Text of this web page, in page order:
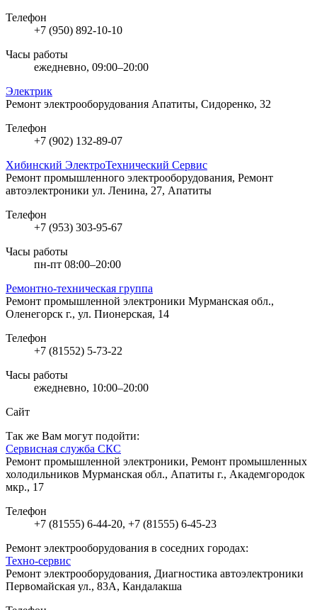
Телефон
+7 (950) 892-10-10
Часы работы
ежедневно, 09:00–20:00
Электрик
Ремонт электрооборудования Апатиты, Сидоренко, 32
Телефон
+7 (902) 132-89-07
Хибинский ЭлектроТехнический Сервис
Ремонт промышленного электрооборудования, Ремонт
автоэлектроники ул. Ленина, 27, Апатиты
Телефон
+7 (953) 303-95-67
Часы работы
пн-пт 08:00–20:00
Ремонтно-техническая группа
Ремонт промышленной электроники Мурманская обл.,
Оленегорск г., ул. Пионерская, 14
Телефон
+7 (81552) 5-73-22
Часы работы
ежедневно, 10:00–20:00
Сайт
Так же Вам могут подойти:
Сервисная служба СКС
Ремонт промышленной электроники, Ремонт промышленных
холодильников Мурманская обл., Апатиты г., Академгородок
мкр., 17
Телефон
+7 (81555) 6-44-20, +7 (81555) 6-45-23
Ремонт электрооборудования в соседних городах:
Техно-сервис
Ремонт электрооборудования, Диагностика автоэлектроники
Первомайская ул., 83А, Кандалакша